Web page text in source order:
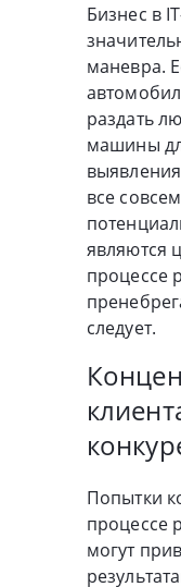
Бизнес в
маневра.
раздать
машины
все
являются
процессе
следует.
Попытки
процессе
могут